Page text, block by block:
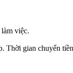
việc.
Thời gian chuyển